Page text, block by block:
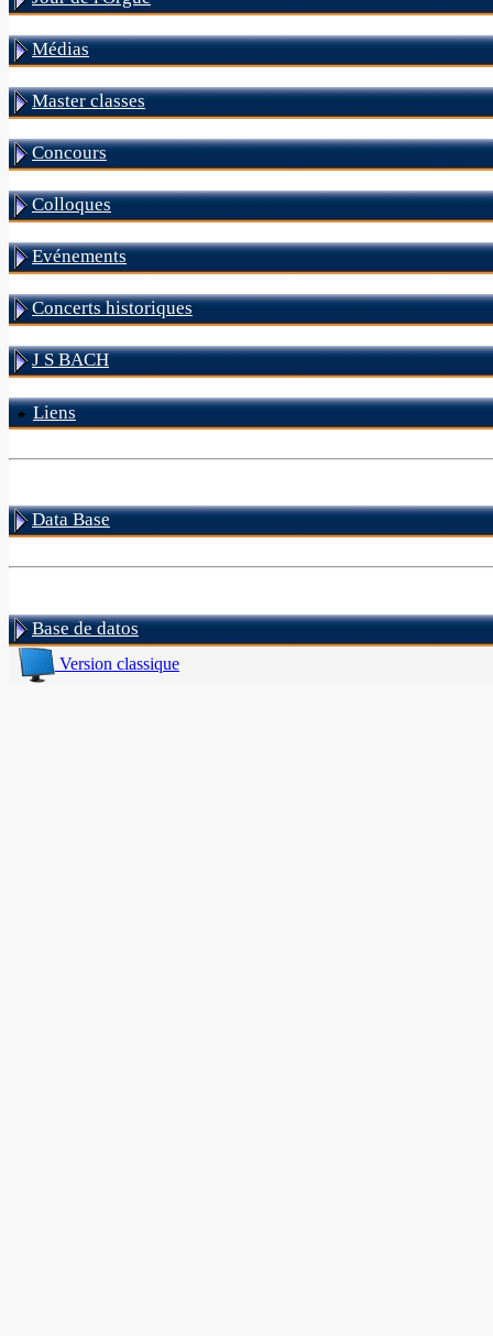
Médias
Master classes
Concours
Colloques
Evénements
Concerts historiques
J S BACH
Liens
Data Base
Base de datos
Version classique